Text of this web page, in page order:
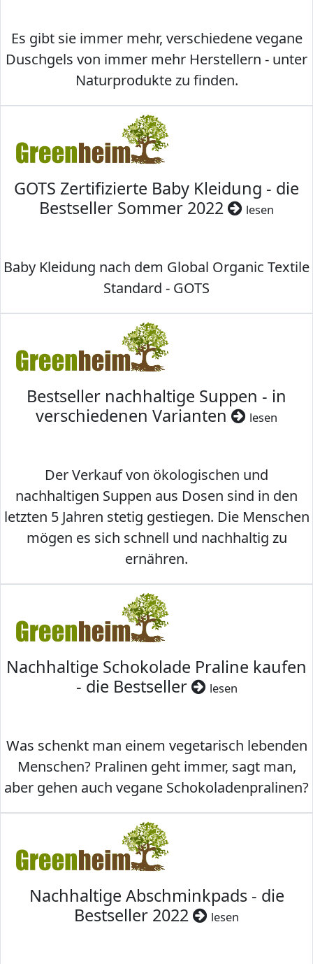
Es gibt sie immer mehr, verschiedene vegane
Duschgels von immer mehr Herstellern - unter
Naturprodukte zu finden.
GOTS Zertifizierte Baby Kleidung - die
Bestseller Sommer 2022
lesen
Baby Kleidung nach dem Global Organic Textile
Standard - GOTS
Bestseller nachhaltige Suppen - in
verschiedenen Varianten
lesen
Der Verkauf von ökologischen und
nachhaltigen Suppen aus Dosen sind in den
letzten 5 Jahren stetig gestiegen. Die Menschen
mögen es sich schnell und nachhaltig zu
ernähren.
Nachhaltige Schokolade Praline kaufen
- die Bestseller
lesen
Was schenkt man einem vegetarisch lebenden
Menschen? Pralinen geht immer, sagt man,
aber gehen auch vegane Schokoladenpralinen?
Nachhaltige Abschminkpads - die
Bestseller 2022
lesen